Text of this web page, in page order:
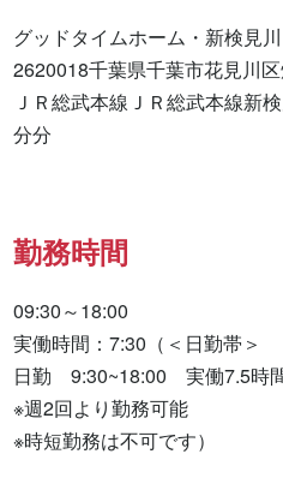
グッドタイムホーム・新検見川
2620018千葉県千葉市花見川
ＪＲ総武本線ＪＲ総武本線新
分分
勤務時間
09:30～18:00
実働時間：7:30（＜日勤帯＞
日勤　9:30~18:00　実働7.5時
※週2回より勤務可能
※時短勤務は不可です）